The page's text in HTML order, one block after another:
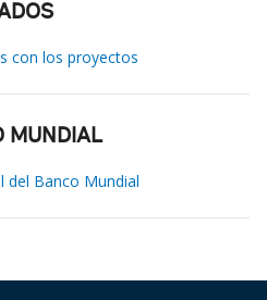
con los proyectos
MUNDIAL
del Banco Mundial